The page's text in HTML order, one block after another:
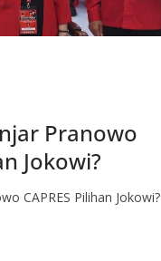
Pranowo
Jokowi?
CAPRES Pilihan Jokowi?